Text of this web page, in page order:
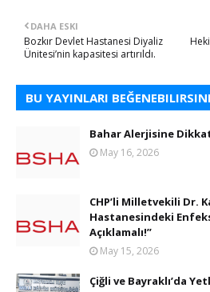
DAHA ESKI
Bozkır Devlet Hastanesi Diyaliz
Ünitesi’nin kapasitesi artırıldı.
BU YAYINLARI
Bahar Alerjisine
May 16, 2026
CHP’li Milletvekili Dr.
Hastanesindeki
Açıklamalı!”
May 15, 2026
Çiğli ve Bayraklı’da